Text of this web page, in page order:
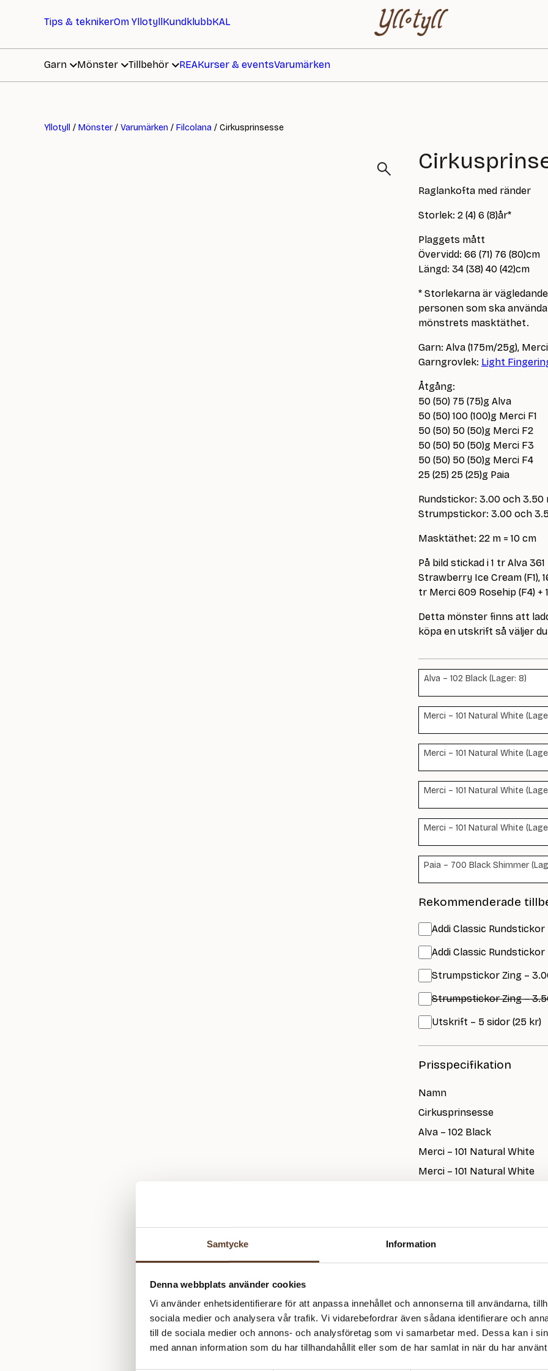
Samtycke Information
Denna webbplats använder cookies
Vi använder enhetsidentifierare för att anpassa innehållet och annonserna till användarna,
sociala medier och analysera vår trafik. Vi vidarebefordrar även sådana identifierare och
till de sociala medier och annons- och analysföretag som vi samarbetar med. Dessa kan i
med annan information som du har tillhandahållit eller som de har samlat in när du har
Tips & teknikerOm Yllotyll KundklubbKAL
Garn
Mönster Tillbehör REAKurser & eventsVarumärken
Yllotyll / Mönster/ Varumärken / Filcolana / Cirkusprinsesse
Raglankofta med ränder
Storlek: 2 (4) 6 (8)år*
Plaggets mått
Övervidd: 66 (71) 76 (80)cm
Längd: 34 (38) 40 (42)cm
* Storlekarna är
personen som ska
mönstrets masktäthet.
Garn: Alva (175m/25g),
Garngrovlek: Light
Åtgång:
50 (50) 75 (75)g Alva
50 (50) 100 (100)g Merci F1
50 (50) 50 (50)g Merci F2
50 (50) 50 (50)g Merci F3
50 (50) 50 (50)g Merci F4
25 (25) 25 (25)g Paia
Rundstickor: 3.00 och 3.50
Strumpstickor: 3.00 och
Masktäthet: 22 m = 10 cm
På bild stickad i 1 tr Alva
Strawberry Ice Cream (F1),
tr Merci 609 Rosehip (F4) +
Detta mönster finns att
köpa en utskrift så väljer
Alva – 102 Black (Lager: 8)
Merci – 101 Natural White
Merci – 101 Natural White
Merci – 101 Natural White
Merci – 101 Natural White
Paia – 700 Black Shimmer
Rekommenderade
Addi Classic
Addi Classic
Strumpstickor Zing –
Strumpstickor Zing –
Utskrift – 5 sidor (25 kr)
Prisspecifikation
Namn
Cirkusprinsesse
Alva – 102 Black
Merci – 101 Natural White
Merci – 101 Natural White
Paia – 700 Black Shimmer
Behöver du fler? Bli